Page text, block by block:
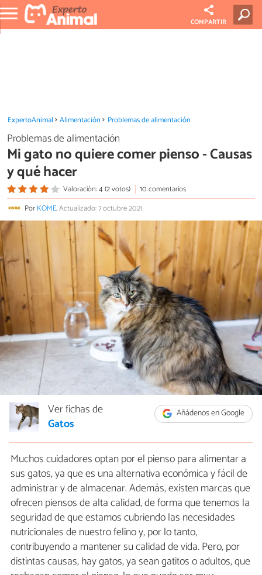
COMPARTIR
ExpertoAnimal Alimentación Problemas de alimentación
Problemas de alimentación
Mi gato no quiere comer pienso - Causas
y qué hacer
Valoración: 4 (2 votos)
10 comentarios
PorKOME.Actualizado: 7 octubre 2021
Añádenos en Google
Ver fichas de
Gatos
Muchos cuidadores optan por el pienso para alimentar a
sus gatos, ya que es una alternativa económica y fácil de
administrar y de almacenar. Además, existen marcas que
ofrecen piensos de alta calidad, de forma que tenemos la
seguridad de que estamos cubriendo las necesidades
nutricionales de nuestro felino y, por lo tanto,
contribuyendo a mantener su calidad de vida. Pero, por
distintas causas, hay gatos, ya sean gatitos o adultos, que